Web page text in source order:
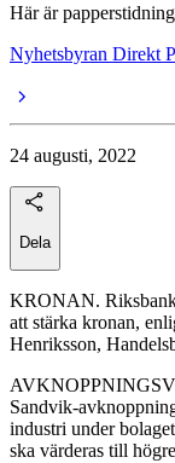
Här är
Nyhetsbyran Direkt
24 augusti, 2022
Dela
KRONAN.
att stärka kronan,
Henriksson,
Sandvik-
industri under
ska värderas till